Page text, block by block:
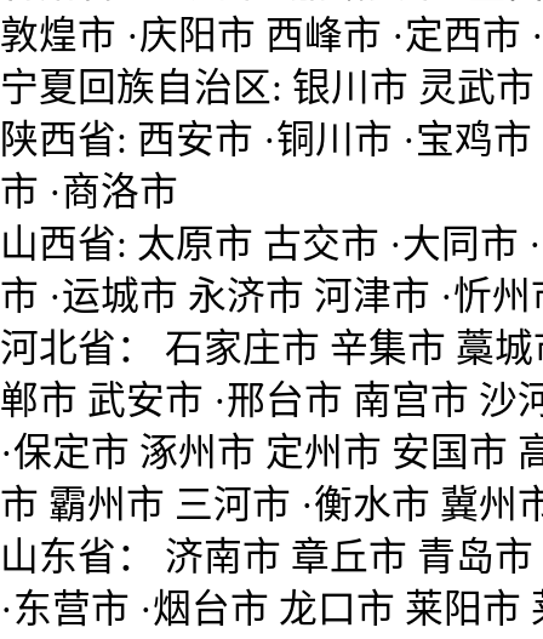
敦煌市 ·庆阳市 西峰市 ·定西市
宁夏回族自治区: 银川市 灵武市
陕西省: 西安市 ·铜川市 ·宝鸡
市 ·商洛市
山西省: 太原市 古交市 ·大同市
市 ·运城市 永济市 河津市 ·忻
河北省： 石家庄市 辛集市 藁
郸市 武安市 ·邢台市 南宫市 沙
·保定市 涿州市 定州市 安国市
市 霸州市 三河市 ·衡水市 冀州
山东省： 济南市 章丘市 青岛
·东营市 ·烟台市 龙口市 莱阳